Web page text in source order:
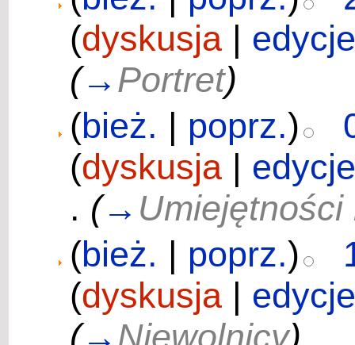
(dyskusja |
(→Portret)
(bież. | poprz.)
(dyskusja |
. (→
(bież. | poprz.)
(dyskusja |
(→ Niewolnicy)